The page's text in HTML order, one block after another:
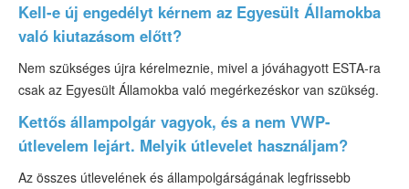
Kell-e új engedélyt kérnem az Egyesült Államokba
való kiutazásom előtt?
Nem szükséges újra kérelmeznie, mivel a jóváhagyott ESTA-ra
csak az Egyesült Államokba való megérkezéskor van szükség.
Kettős állampolgár vagyok, és a nem VWP-
útlevelem lejárt. Melyik útlevelet használjam?
Az összes útlevelének és állampolgárságának legfrissebb